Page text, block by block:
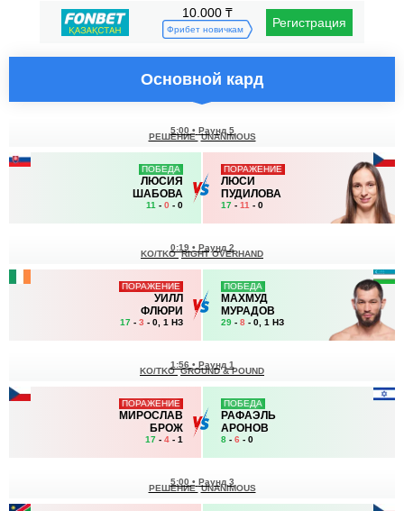
10.000 ₸
Фрибет новичкам Регистрация
Основной кард
ПОБЕДА
ЛЮСИЯ
ШАБОВА
11 - 0 - 0
5:00 • Раунд 5
РЕШЕНИЕ UNANIMOUS
ПОРАЖЕНИЕ
ЛЮСИ
ПУДИЛОВА
17 - 11 - 0
ПОРАЖЕНИЕ
УИЛЛ
ФЛЮРИ
17 - 3 - 0, 1 НЗ
0:19 • Раунд 2
KO/TKO RIGHT OVERHAND
ПОБЕДА
МАХМУД
МУРАДОВ
29 - 8 - 0, 1 НЗ
ПОРАЖЕНИЕ
МИРОСЛАВ
БРОЖ
17 - 4 - 1
1:56 • Раунд 1
KO/TKO GROUND & POUND
ПОБЕДА
РАФАЭЛЬ
АРОНОВ
8 - 6 - 0
5:00 • Раунд 3
РЕШЕНИЕ UNANIMOUS